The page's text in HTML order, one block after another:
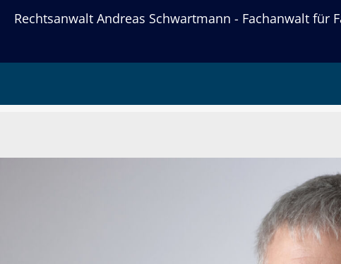
Rechtsanwalt Andreas Schwartmann - Fachanwalt